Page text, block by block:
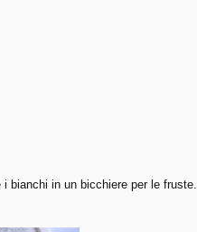
bianchi in un bicchiere per le fruste.